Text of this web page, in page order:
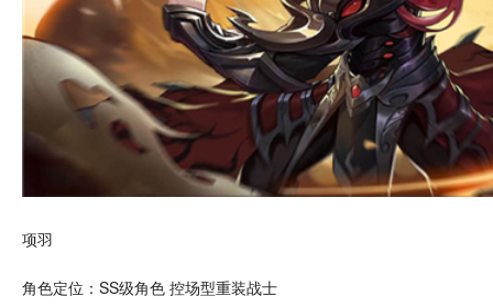
项羽
角色定位：SS级角色 控场型重装战士